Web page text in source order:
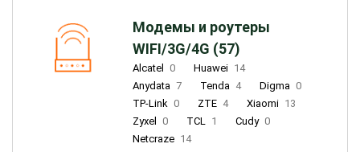
Модемы и роутеры
WIFI/3G/4G (57)
Alcatel 0 Huawei 14
Anydata 7 Tenda 4 Digma 0
TP-Link 0 ZTE 4 Xiaomi 13
Zyxel
0 TCL 1 Cudy 0
Netcraze 14